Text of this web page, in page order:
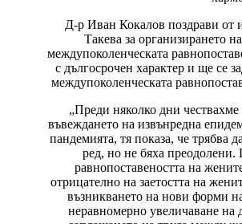
Д-р Иван Кокалов поздрави
Такева за организирането
междупоколенческата
с дългосрочен характер и ще се
междупоколенческата
„Преди няколко дни
въвеждането на извънредна
пандемията, тя показа, че трябва
ред, но не бяха преодолени.
равнопоставеността на
отрицателно на заетостта на
възникването на нови форми
неравномерно увеличаване на